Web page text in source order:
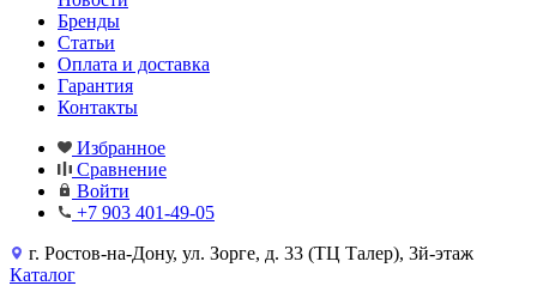
Бренды
Статьи
Оплата и доставка
Гарантия
Контакты
Избранное
Сравнение
Войти
+7 903 401-49-05
г. Ростов-на-Дону, ул. Зорге, д. 33 (ТЦ Талер), 3й-этаж
Каталог